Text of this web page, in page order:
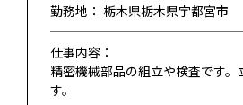
勤務地： 栃木県栃木県宇都宮市
仕事内容：
精密機械部品の組立や検査です。
す。